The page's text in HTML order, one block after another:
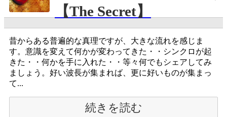
【The Secret】
昔からある普遍的な真理ですが、大きな流れを感じま
す。意識を変えて何かが変わってきた・・シンクロが起
きた・・何かを手に入れた・・等々何でもシェアしてみ
ましょう。好い波長が集まれば、更に好いものが集まっ
て...
続きを読む